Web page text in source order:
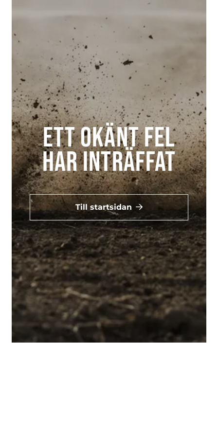
Ett okänt fel
har inträffat
Till startsidan